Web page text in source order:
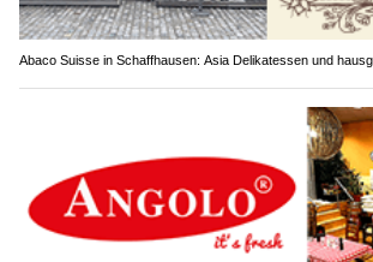
Abaco Suisse in Schaffhausen: Asia Delikatessen und